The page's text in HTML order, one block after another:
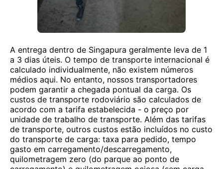
A entrega dentro de Singapura geralmente leva de 1
a 3 dias úteis. O tempo de transporte internacional é
calculado individualmente, não existem números
médios aqui. No entanto, nossos transportadores
podem garantir a chegada pontual da carga. Os
custos de transporte rodoviário são calculados de
acordo com a tarifa estabelecida - o preço por
unidade de trabalho de transporte. Além das tarifas
de transporte, outros custos estão incluídos no custo
do transporte de carga: taxa para pedido, tempo
gasto em carregamento/descarregamento,
quilometragem zero (do parque ao ponto de